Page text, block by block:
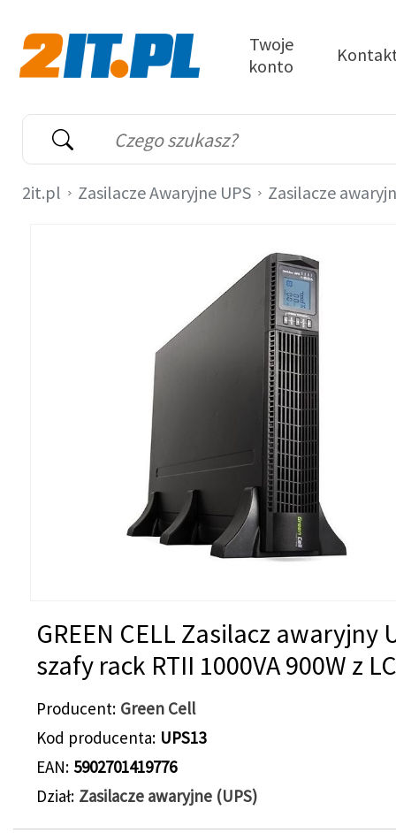
Wyszukiwarka
Słowo kluczowe
Twoje
konto
2it.pl Zasilacze Awaryjne UPS Zasilacze
GREEN CELL Zasilacz awaryjny
szafy rack RTII 1000VA 900W z
Producent Green Cell
Kod producenta UPS13
EAN 5902701419776
Dział Zasilacze awaryjne (UPS)